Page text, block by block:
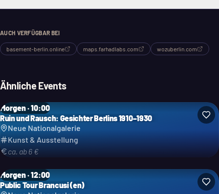
AUCH VERFÜGBAR BEI
basement-berlin.online maps.farhadlabs.com wozuberlin.com
Ähnliche Events
Morgen · 10:00
Ruin und Rausch: Gesichter Berlins 1910–1930
Neue Nationalgalerie
Kunst & Ausstellung
ca. ab 6 €
Morgen · 12:00
Public Tour Brancusi (en)